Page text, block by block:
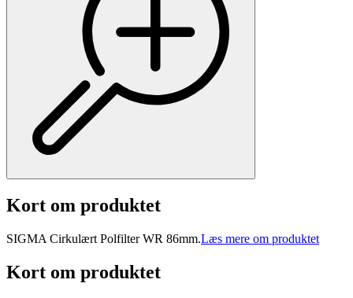
Kort om produktet
SIGMA Cirkulært Polfilter WR 86mm.Læs mere om produktet
Kort om produktet